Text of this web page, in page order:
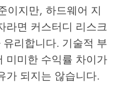
이지만, 하드웨어 지
라면 커스터디 리스크
리합니다. 기술적 부
미미한 수익률 차이가
가 되지는 않습니다.